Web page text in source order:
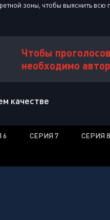
зоны, чтобы выяснить всю
Чтобы
необходимо
качестве
6 СЕРИЯ 7 СЕРИЯ 8